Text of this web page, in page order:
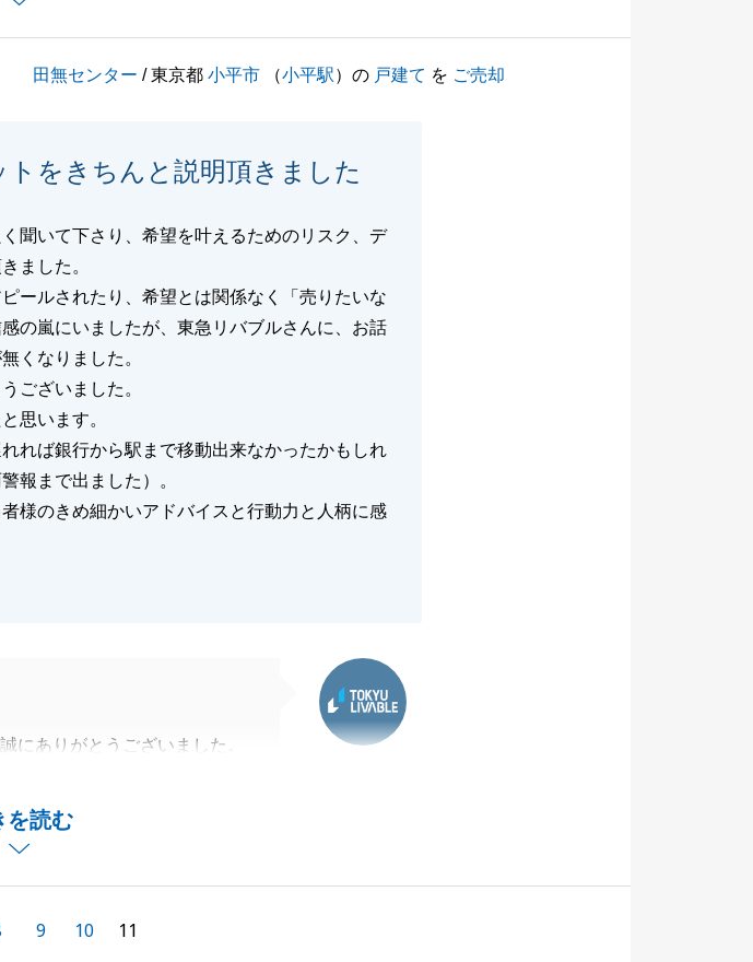
田無センター / 東京都小平市 （小平駅）の 戸建て を ご売却
トをきちんと説明頂きました
く聞いて下さり、希望を叶えるためのリスク、デ
ました。
ールされたり、希望とは関係なく「売りたいな
の嵐にいましたが、東急リバブルさんに、お話
くなりました。
ございました。
思います。
れば銀行から駅まで移動出来なかったかもしれ
報まで出ました）。
様のきめ細かいアドバイスと行動力と人柄に感
を読む
にありがとうございました。
ご事情により、ご売却が具体
が、お客様を探して契約から
ます。
9 10 11